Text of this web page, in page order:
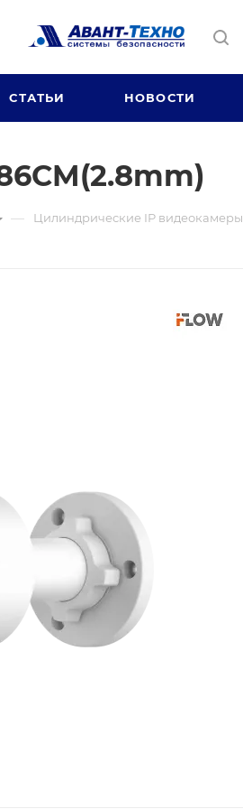
СТАТЬИ НОВОСТИ
— Цилиндрические IP видеокамеры